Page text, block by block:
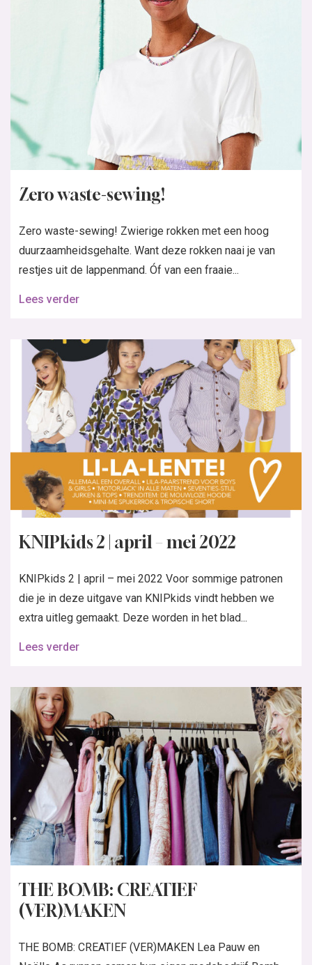
Zero waste-sewing!
Zero waste-sewing! Zwierige rokken met een hoog
duurzaamheidsgehalte. Want deze rokken naai je van
restjes uit de lappenmand. Óf van een fraaie...
Lees verder
KNIPkids 2 | april – mei 2022
KNIPkids 2 | april – mei 2022 Voor sommige patronen
die je in deze uitgave van KNIPkids vindt hebben we
extra uitleg gemaakt. Deze worden in het blad...
Lees verder
THE BOMB: CREATIEF
(VER)MAKEN
THE BOMB: CREATIEF (VER)MAKEN Lea Pauw en